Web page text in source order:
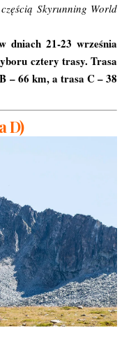
Skyrunning World
dniach 21-23 września
cztery trasy. Trasa
– 66 km, a trasa C – 38
D)